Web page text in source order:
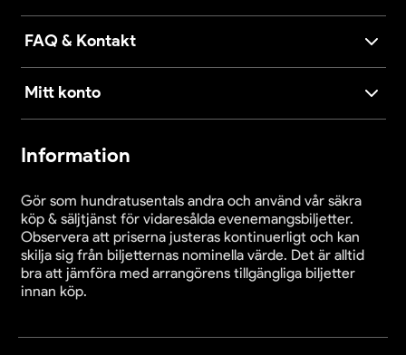
FAQ & Kontakt
Mitt konto
Information
Gör som hundratusentals andra och använd vår säkra
köp & säljtjänst för vidaresålda evenemangsbiljetter.
Observera att priserna justeras kontinuerligt och kan
skilja sig från biljetternas nominella värde. Det är alltid
bra att jämföra med arrangörens tillgängliga biljetter
innan köp.